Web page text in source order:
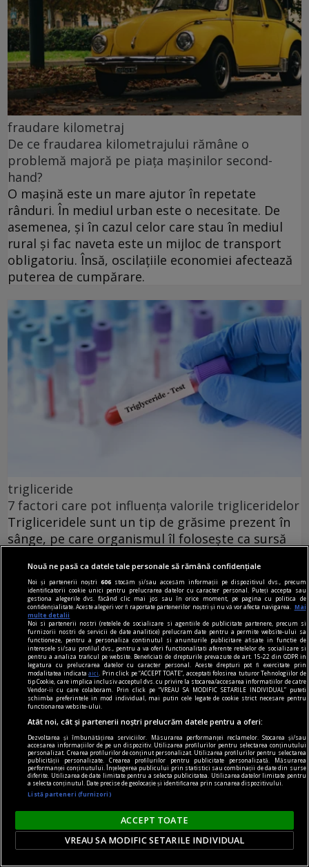
fraudare kilometraj
De ce fraudarea kilometrajului rămâne o
problemă majoră pe piața mașinilor second-
hand?
O mașină este un mare ajutor în repetate
rânduri. În mediul urban este o necesitate. De
asemenea, și în cazul celor care stau în mediul
rural și fac naveta este un mijloc de transport
obligatoriu. Însă, oscilațiile economiei afectează
puterea de cumpărare.
trigliceride
7 factori care pot influența valorile trigliceridelor
Trigliceridele sunt un tip de grăsime prezent în
sânge, pe care organismul îl folosește ca sursă
transformă în trigliceride și se depozitează în
țesutul adipos. Problema apare atunci când
valorile rămân crescute în mod constant.
casino online
Psihologia la cazino online: evitarea deciziilor
impulsive și alte abordări pentru distracție
Nouă ne pasă ca datele tale personale să rămână confidențiale
Noi și partenerii noștri606 stocăm și/sau accesăm informații pe dispozitivul dvs., precum
identificatorii cookie unici pentru prelucrarea datelor cu caracter personal. Puteți accepta sau
gestiona alegerile dvs. făcând clic mai jos sau în orice moment, pe pagina cu politica de
confidențialitate. Aceste alegeri vor fi raportate partenerilor noștri și nu vă vor afecta navigarea.
Mai
multe detalii
Noi si partenerii nostri (retelele de socializare si agentiile de publicitate partenere, precum si
furnizorii nostri de servicii de date analitice) prelucram date pentru a permite website-ului sa
functioneze, pentru a personaliza continutul si anunturile publicitare afisate in functie de
interesele si/sau profilul dvs., pentru a va oferi functionalitati aferente retelelor de socializare si
pentru a analiza traficul pe website. Beneficiati de drepturile prevazute de art. 15-22 din GDPR in
legatura cu prelucrarea datelor cu caracter personal. Aceste drepturi pot fi exercitate prin
modalitatea indicataaici
. Prin click pe “ACCEPT TOATE”, acceptati folosirea tuturor Tehnologiilor de
tip Cookie, care implica inclusiv acceptul dvs. cu privire la stocarea/accesarea informatiilor de catre
Vendor-ii cu care colaboram. Prin click pe “VREAU SA MODIFIC SETARILE INDIVIDUAL” puteti
schimba preferintele in mod individual, mai putin cele legate de cookie strict necesare pentru
functionarea website-ului.
Atât noi, cât și partenerii noștri prelucrăm datele pentru a oferi:
Dezvoltarea și îmbunătățirea serviciilor. Măsurarea performanței reclamelor. Stocarea și/sau
accesarea informațiilor de pe un dispozitiv. Utilizarea profilurilor pentru selectarea conținutului
personalizat. Crearea profilurilor de conținut personalizat. Utilizarea profilurilor pentru selectarea
publicității personalizate. Crearea profilurilor pentru publicitate personalizată. Măsurarea
performanței conținutului. Înțelegerea publicului prin statistici sau combinații de date din surse
diferite. Utilizarea de date limitate pentru a selecta publicitatea. Utilizarea datelor limitate pentru
a selecta conținutul. Date precise de geolocație și identificarea prin scanarea dispozitivului.
Listă parteneri (furnizori)
ACCEPT TOATE
VREAU SA MODIFIC SETARILE INDIVIDUAL